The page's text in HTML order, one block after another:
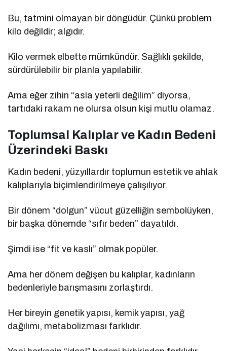
Bu, tatmini olmayan bir döngüdür. Çünkü problem
kilo değildir; algıdır.
Kilo vermek elbette mümkündür. Sağlıklı şekilde,
sürdürülebilir bir planla yapılabilir.
Ama eğer zihin “asla yeterli değilim” diyorsa,
tartıdaki rakam ne olursa olsun kişi mutlu olamaz.
Toplumsal Kalıplar ve Kadın Bedeni
Üzerindeki Baskı
Kadın bedeni, yüzyıllardır toplumun estetik ve ahlak
kalıplarıyla biçimlendirilmeye çalışılıyor.
Bir dönem “dolgun” vücut güzelliğin sembolüyken,
bir başka dönemde “sıfır beden” dayatıldı.
Şimdi ise “fit ve kaslı” olmak popüler.
Ama her dönem değişen bu kalıplar, kadınların
bedenleriyle barışmasını zorlaştırdı.
Her bireyin genetik yapısı, kemik yapısı, yağ
dağılımı, metabolizması farklıdır.